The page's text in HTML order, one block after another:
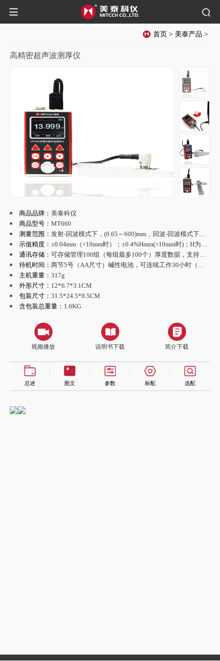
首页 > 美泰产品 >
高精密超声波测厚仪
商品品牌： 美泰科仪
商品型号： MT660
测量范围：
发射-回波模式下，(0.65～600)mm，回波-回波模式下，(3～100)mm（45#钢，P5EE)
示值精度：
±0.04mm（<10mm时）；±0.4%Hmm(>10mm时)；H为被测物厚度
通讯存储：
可存储管理100组（每组最多100个）厚度数据，支持蓝牙和USB2.0通讯，主机程序可在线升级
待机时间：
两节5号（AA尺寸）碱性电池，可连续工作30小时（默认亮度时）以上
主机重量： 317g
外形尺寸： 12*6.7*3.1CM
包装尺寸： 31.5*24.5*8.5CM
含包装总重量： 1.6KG
视频播放 说明书下载 简介下载
总述 图文 参数 标配 选配